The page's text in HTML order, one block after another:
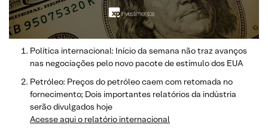
Política internacional: Início da semana não traz avanços
nas negociações pelo novo pacote de estímulo dos EUA
Petróleo: Preços do petróleo caem com retomada no
fornecimento; Dois importantes relatórios da indústria
serão divulgados hoje
Acesse aqui o relatório internacional